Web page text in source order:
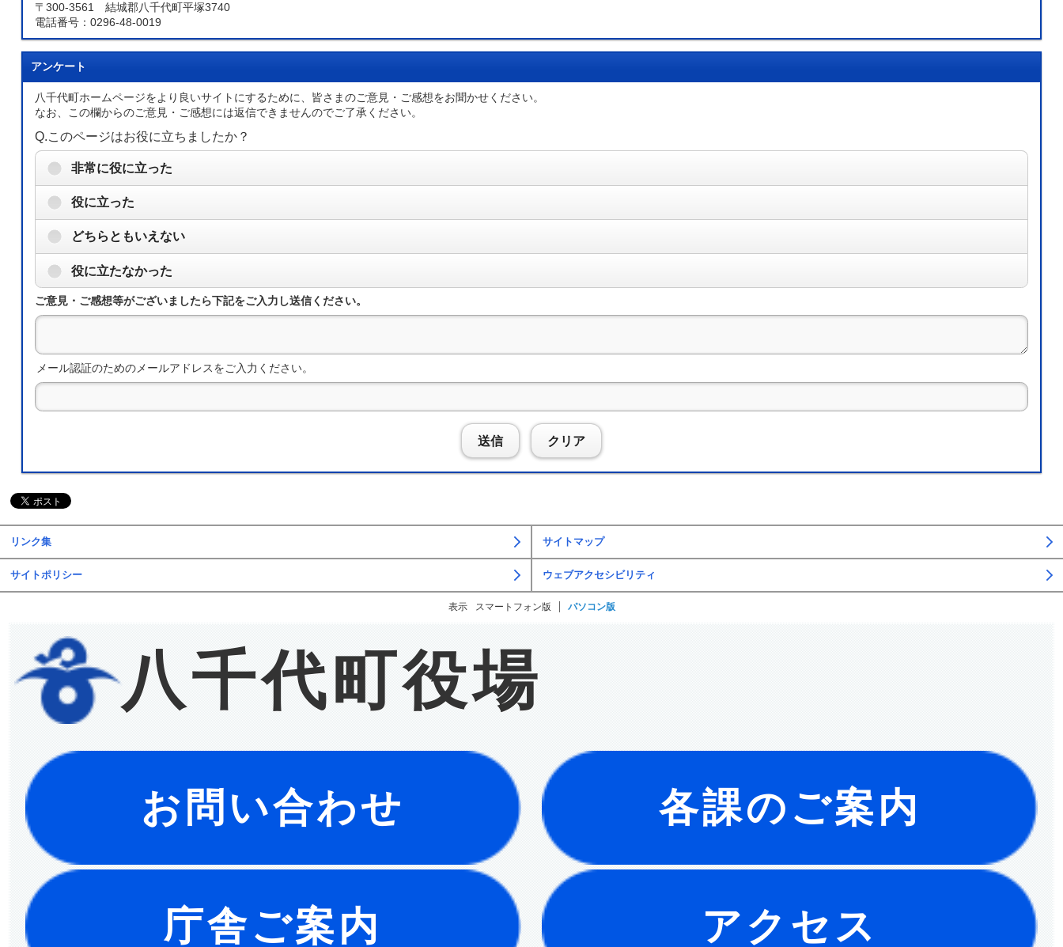
〒300-3561 結城郡八千代町平塚3740
電話番号：0296-48-0019
アンケート
八千代町ホームページをより良いサイトにするために、皆さまのご意見・ご感想をお聞かせください。
なお、この欄からのご意見・ご感想には返信できませんのでご了承ください。
Q.このページはお役に立ちましたか？
非常に役に立った
役に立った
どちらともいえない
役に立たなかった
ご意見・ご感想等がございましたら下記をご入力し送信ください。
メール認証のためのメールアドレスをご入力ください。
送信 クリア
リンク集 サイトマップ
サイトポリシー ウェブアクセシビリティ
表示 スマートフォン版 パソコン版
八千代町役場
お問い合わせ 各課のご案内
庁舎ご案内 アクセス